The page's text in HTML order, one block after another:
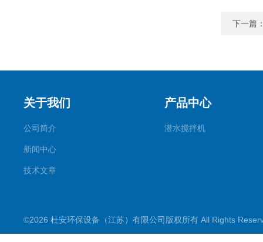
下一篇
关于我们
公司简介
新闻中心
技术文章
产品中心
潜水搅拌机
©2026 杜安环保设备（江苏）有限公司版权所有 All Rights